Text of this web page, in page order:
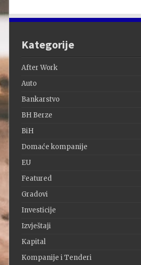
Kategorije
After Work
Auto
Bankarstvo
BH Berze
BiH
Domaće kompanije
EU
Featured
Gradovi
Investicije
Izvještaji
Kapital
Kompanije i Tenderi